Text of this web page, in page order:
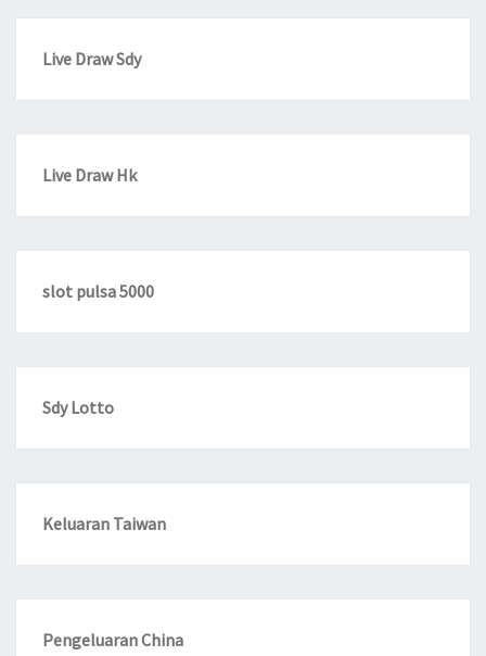
Live Draw Sdy
Live Draw Hk
slot pulsa 5000
Sdy Lotto
Keluaran Taiwan
Pengeluaran China